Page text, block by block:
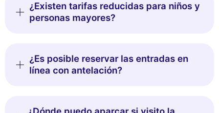
¿Existen tarifas reducidas para niños y
personas mayores?
¿Es posible reservar las entradas en
línea con antelación?